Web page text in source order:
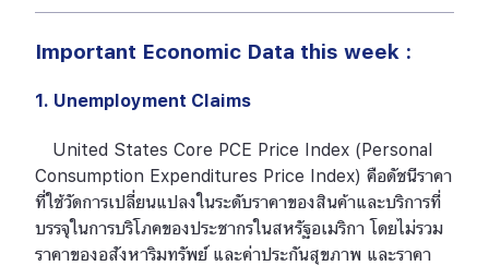
Important Economic Data this week :
1. Unemployment Claims
United States Core PCE Price Index (Personal
Consumption Expenditures Price Index) คือดัชนีราคา
ที่ใช้วัดการเปลี่ยนแปลงในระดับราคาของสินค้าและบริการที่
บรรจุในการบริโภคของประชากรในสหรัฐอเมริกา โดยไม่รวม
ราคาของอสังหาริมทรัพย์ และค่าประกันสุขภาพ และราคา